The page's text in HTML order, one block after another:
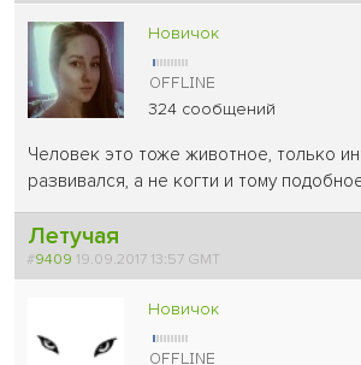
Новичок
324 сообщений
Человек это тоже животное, только
развивался, а не когти и тому
Летучая
#9409 19.09.2017 13:57 GMT
Новичок